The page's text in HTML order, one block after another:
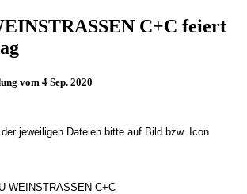
C+C feiert
vom 4 Sep. 2020
jeweiligen Dateien bitte auf Bild bzw. Icon
WEINSTRASSEN C+C